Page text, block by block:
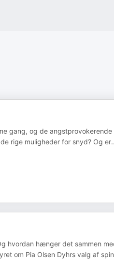
gang, og de angstprovokerende
rige muligheder for snyd? Og er
hvordan hænger det sammen
om Pia Olsen Dyhrs valg af